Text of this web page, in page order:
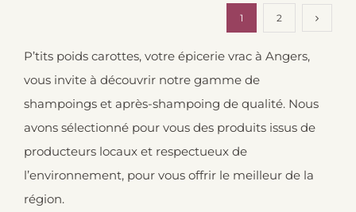
1 2
P’tits poids carottes, votre épicerie vrac à Angers,
vous invite à découvrir notre gamme de
shampoings et après-shampoing de qualité. Nous
avons sélectionné pour vous des produits issus de
producteurs locaux et respectueux de
l’environnement, pour vous offrir le meilleur de la
région.